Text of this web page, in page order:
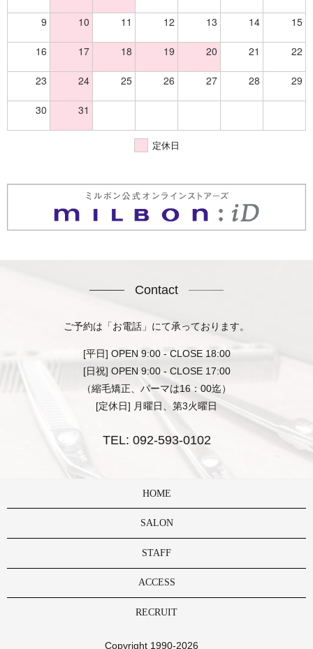
9 10 11 12 13 14 15
16 17 18 19 20 21 22
23 24 25 26 27 28 29
30 31
定休日
Contact
ご予約は「お電話」にて承っております。
[平日] OPEN 9:00 - CLOSE 18:00
[日祝] OPEN 9:00 - CLOSE 17:00
（縮毛矯正、パーマは16：00迄）
[定休日] 月曜日、第3火曜日
TEL: 092-593-0102
HOME
SALON
STAFF
ACCESS
RECRUIT
Copyright 1990-2026